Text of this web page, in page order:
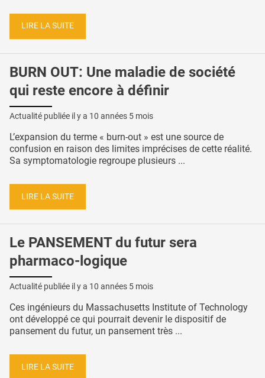
LIRE LA SUITE
BURN OUT: Une maladie de société
qui reste encore à définir
Actualité publiée il y a 10 années 5 mois
L’expansion du terme « burn-out » est une source de
confusion en raison des limites imprécises de cette réalité.
Sa symptomatologie regroupe plusieurs ...
LIRE LA SUITE
Le PANSEMENT du futur sera
pharmaco-logique
Actualité publiée il y a 10 années 5 mois
Ces ingénieurs du Massachusetts Institute of Technology
ont développé ce qui pourrait devenir le dispositif de
pansement du futur, un pansement très ...
LIRE LA SUITE